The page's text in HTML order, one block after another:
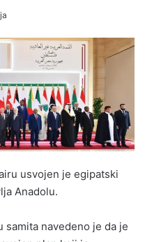
usvojen je egipatski
Anadolu.
samita navedeno je da je